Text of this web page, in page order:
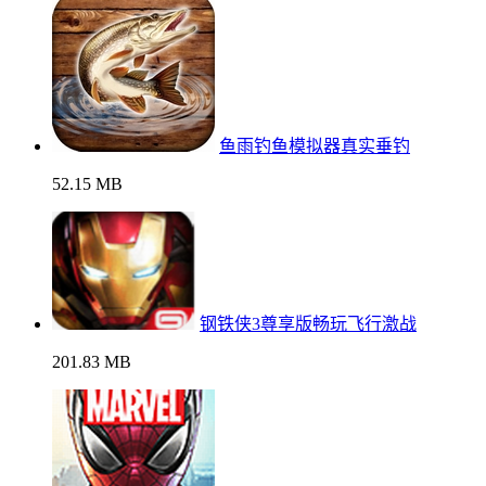
鱼雨钓鱼模拟器真实垂钓
52.15 MB
钢铁侠3尊享版畅玩飞行激战
201.83 MB